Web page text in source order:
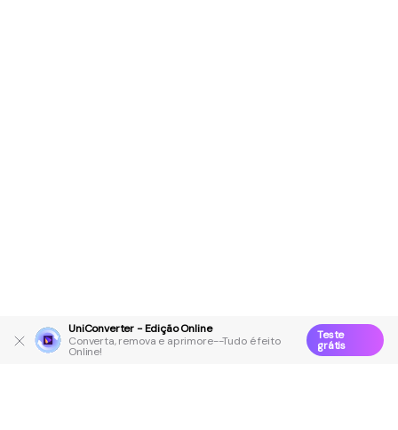
UniConverter - Edição Online
Converta, remova e aprimore--Tudo é feito
Online!
Teste
grátis